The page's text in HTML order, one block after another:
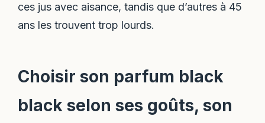
ces jus avec aisance, tandis que d’autres à 45
ans les trouvent trop lourds.
Choisir son parfum black
black selon ses goûts, son